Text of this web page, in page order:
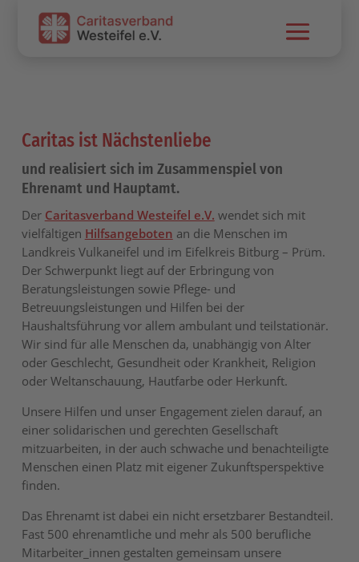
Skip To Content
Caritas ist Nächstenliebe
und realisiert sich im Zusammenspiel von
Ehrenamt und Hauptamt.
Der Caritasverband Westeifel e.V. wendet sich mit
vielfältigen Hilfsangeboten an die Menschen im
Landkreis Vulkaneifel und im Eifelkreis Bitburg – Prüm.
Der Schwerpunkt liegt auf der Erbringung von
Beratungsleistungen sowie Pflege- und
Betreuungsleistungen und Hilfen bei der
Haushaltsführung vor allem ambulant und teilstationär.
Wir sind für alle Menschen da, unabhängig von Alter
oder Geschlecht, Gesundheit oder Krankheit, Religion
oder Weltanschauung, Hautfarbe oder Herkunft.
Unsere Hilfen und unser Engagement zielen darauf, an
einer solidarischen und gerechten Gesellschaft
mitzuarbeiten, in der auch schwache und benachteiligte
Menschen einen Platz mit eigener Zukunftsperspektive
finden.
Das Ehrenamt ist dabei ein nicht ersetzbarer Bestandteil.
Fast 500 ehrenamtliche und mehr als 500 berufliche
Mitarbeiter_innen gestalten gemeinsam unsere